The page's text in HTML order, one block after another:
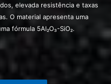
elevada resistência e taxas
O material apresenta uma
fórmula 5Al₂O₃-SiO₂.